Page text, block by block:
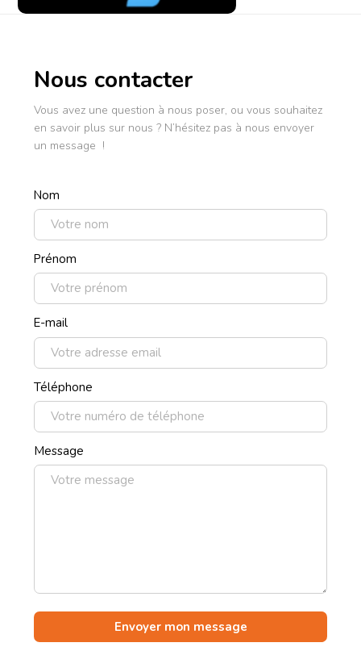
Nous contacter
Vous avez une question à nous poser, ou vous souhaitez
en savoir plus sur nous ? N’hésitez pas à nous envoyer
un message !
Nom
Prénom
E-mail
Téléphone
Message